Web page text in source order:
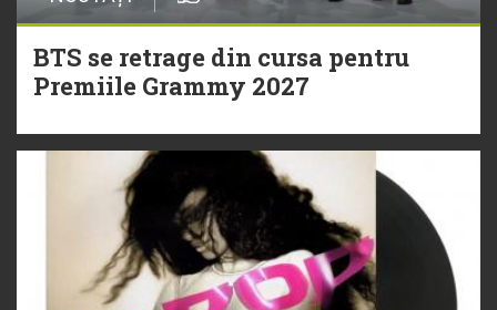
BTS se retrage din cursa pentru
Premiile Grammy 2027